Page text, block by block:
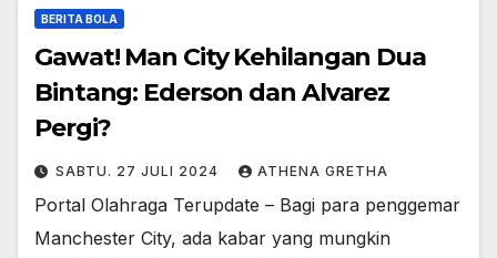
BERITA BOLA
Gawat! Man City Kehilangan Dua
Bintang: Ederson dan Alvarez
Pergi?
SABTU. 27 JULI 2024 ATHENA GRETHA
Portal Olahraga Terupdate – Bagi para penggemar
Manchester City, ada kabar yang mungkin